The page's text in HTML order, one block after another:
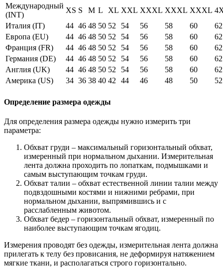
Международный
(INT)
XS S M L XL XXL XXXL XXXL XXXL
Италия (IT)
44 46 48 50 52 54 56 58 60
62
Европа (EU)
44 46 48 50 52 54 56 58 60
62
Франция (FR)
44 46 48 50 52 54 56 58 60
62
Германия (DE)
44 46 48 50 52 54 56 58 60
62
Англия (UK)
44 46 48 50 52 54 56 58 60
62
Америка (US)
34 36 38 40 42 44 46 48 50 52
Определение размера одежды
Для определения размера одежды нужно измерить три
параметра:
Обхват груди – максимальный горизонтальный обхват,
измеренный при нормальном дыхании. Измерительная
лента должна проходить по лопаткам, подмышками и
самым выступающим точкам груди.
Обхват талии – обхват естественной линии талии между
подвздошными костями и нижними ребрами, при
нормальном дыхании, выпрямившись и с
расслабленным животом.
Обхват бедер – горизонтальный обхват, измеренный по
наиболее выступающим точкам ягодиц.
Измерения проводят без одежды, измерительная лента должна
прилегать к телу без провисания, не деформируя натяжением
мягкие ткани, и располагаться строго горизонтально.